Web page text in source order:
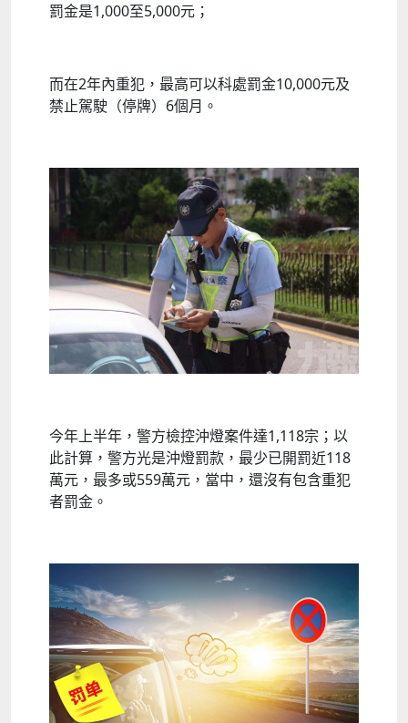
罰金是1,000至5,000元；
而在2年內重犯，最高可以科處罰金10,000元及
禁止駕駛（停牌）6個月。
今年上半年，警方檢控沖燈案件達1,118宗；以
此計算，警方光是沖燈罰款，最少已開罰近118
萬元，最多或559萬元，當中，還沒有包含重犯
者罰金。